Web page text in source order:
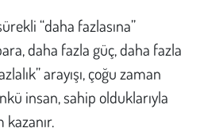
“daha fazlasına”
daha fazla güç, daha fazla
arayışı, çoğu zaman
insan, sahip olduklarıyla